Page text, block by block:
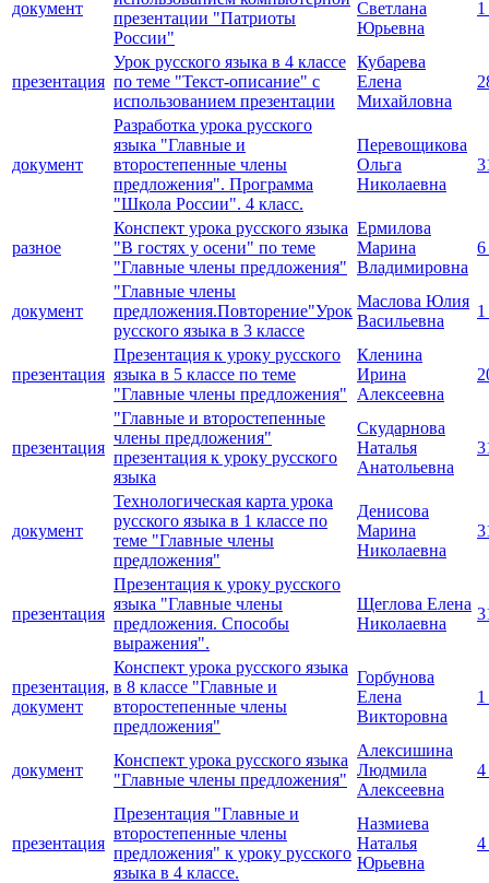
документ
презентации "Патриоты
России"
Светлана
Юрьевна
презентация
Урок русского языка в 4 классе
по теме "Текст-описание" с
использованием презентации
Кубарева
Елена
Михайловна
документ
Разработка урока русского
языка "Главные и
второстепенные члены
предложения". Программа
"Школа России". 4 класс.
Перевощикова
Ольга
Николаевна
разное
Конспект урока русского языка
"В гостях у осени" по теме
"Главные члены предложения"
Ермилова
Марина
Владимировна
документ
"Главные члены
предложения.Повторение"Урок
русского языка в 3 классе
Маслова Юлия
Васильевна
презентация
Презентация к уроку русского
языка в 5 классе по теме
"Главные члены предложения"
Кленина
Ирина
Алексеевна
презентация
"Главные и второстепенные
члены предложения"
презентация к уроку русского
языка
Скударнова
Наталья
Анатольевна
документ
Технологическая карта урока
русского языка в 1 классе по
теме "Главные члены
предложения"
Денисова
Марина
Николаевна
презентация
Презентация к уроку русского
языка "Главные члены
предложения. Способы
выражения".
Щеглова Елена
Николаевна
презентация,
документ
Конспект урока русского языка
в 8 классе "Главные и
второстепенные члены
предложения"
Горбунова
Елена
Викторовна
документ
Конспект урока русского языка
"Главные члены предложения"
Алексишина
Людмила
Алексеевна
презентация
Презентация "Главные и
второстепенные члены
предложения" к уроку русского
языка в 4 классе.
Назмиева
Наталья
Юрьевна